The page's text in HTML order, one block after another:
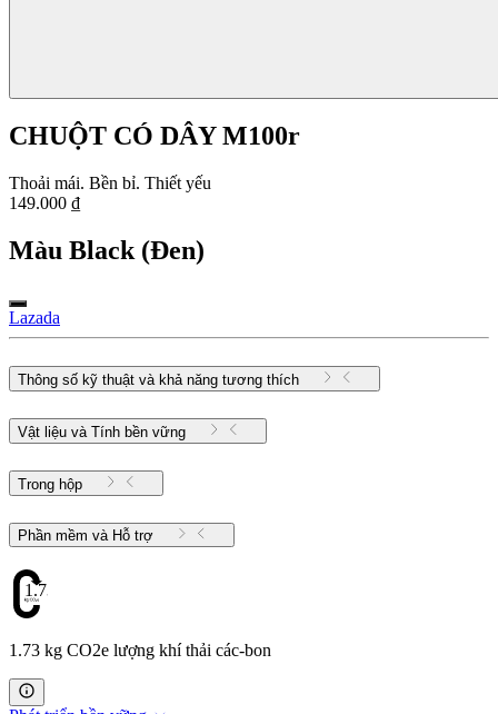
CHUỘT CÓ DÂY M100r
Thoải mái. Bền bỉ. Thiết yếu
149.000 ₫
Màu Black (Đen)
Lazada
Thông số kỹ thuật và khả năng tương thích
Vật liệu và Tính bền vững
Trong hộp
Phần mềm và Hỗ trợ
1.73
1.73 kg CO2e lượng khí thải các-bon